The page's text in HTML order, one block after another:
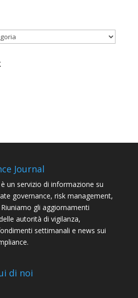
Journal
un servizio di informazione su
governance, risk management,
gli aggiornamenti
autorità di vigilanza,
settimanali e news sui
di noi